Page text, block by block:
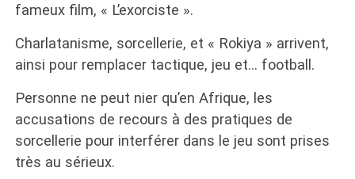
fameux film, « L’exorciste ».
Charlatanisme, sorcellerie, et « Rokiya » arrivent,
ainsi pour remplacer tactique, jeu et… football.
Personne ne peut nier qu’en Afrique, les
accusations de recours à des pratiques de
sorcellerie pour interférer dans le jeu sont prises
très au sérieux.